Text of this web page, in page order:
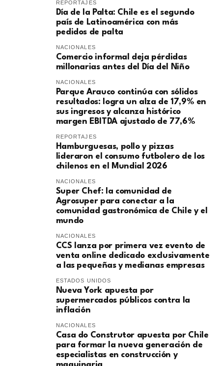
REPORTAJES
Día de la Palta: Chile es el segundo
país de Latinoamérica con más
pedidos de palta
NACIONALES
Comercio informal deja pérdidas
millonarias antes del Día del Niño
NACIONALES
Parque Arauco continúa con sólidos
resultados: logra un alza de 17,9% en
sus ingresos y alcanza histórico
margen EBITDA ajustado de 77,6%
REPORTAJES
Hamburguesas, pollo y pizzas
lideraron el consumo futbolero de los
chilenos en el Mundial 2026
NACIONALES
Super Chef: la comunidad de
Agrosuper para conectar a la
comunidad gastronómica de Chile y el
mundo
NACIONALES
CCS lanza por primera vez evento de
venta online dedicado exclusivamente
a las pequeñas y medianas empresas
ESTADOS UNIDOS
Nueva York apuesta por
supermercados públicos contra la
inflación
NACIONALES
Casa do Construtor apuesta por Chile
para formar la nueva generación de
especialistas en construcción y